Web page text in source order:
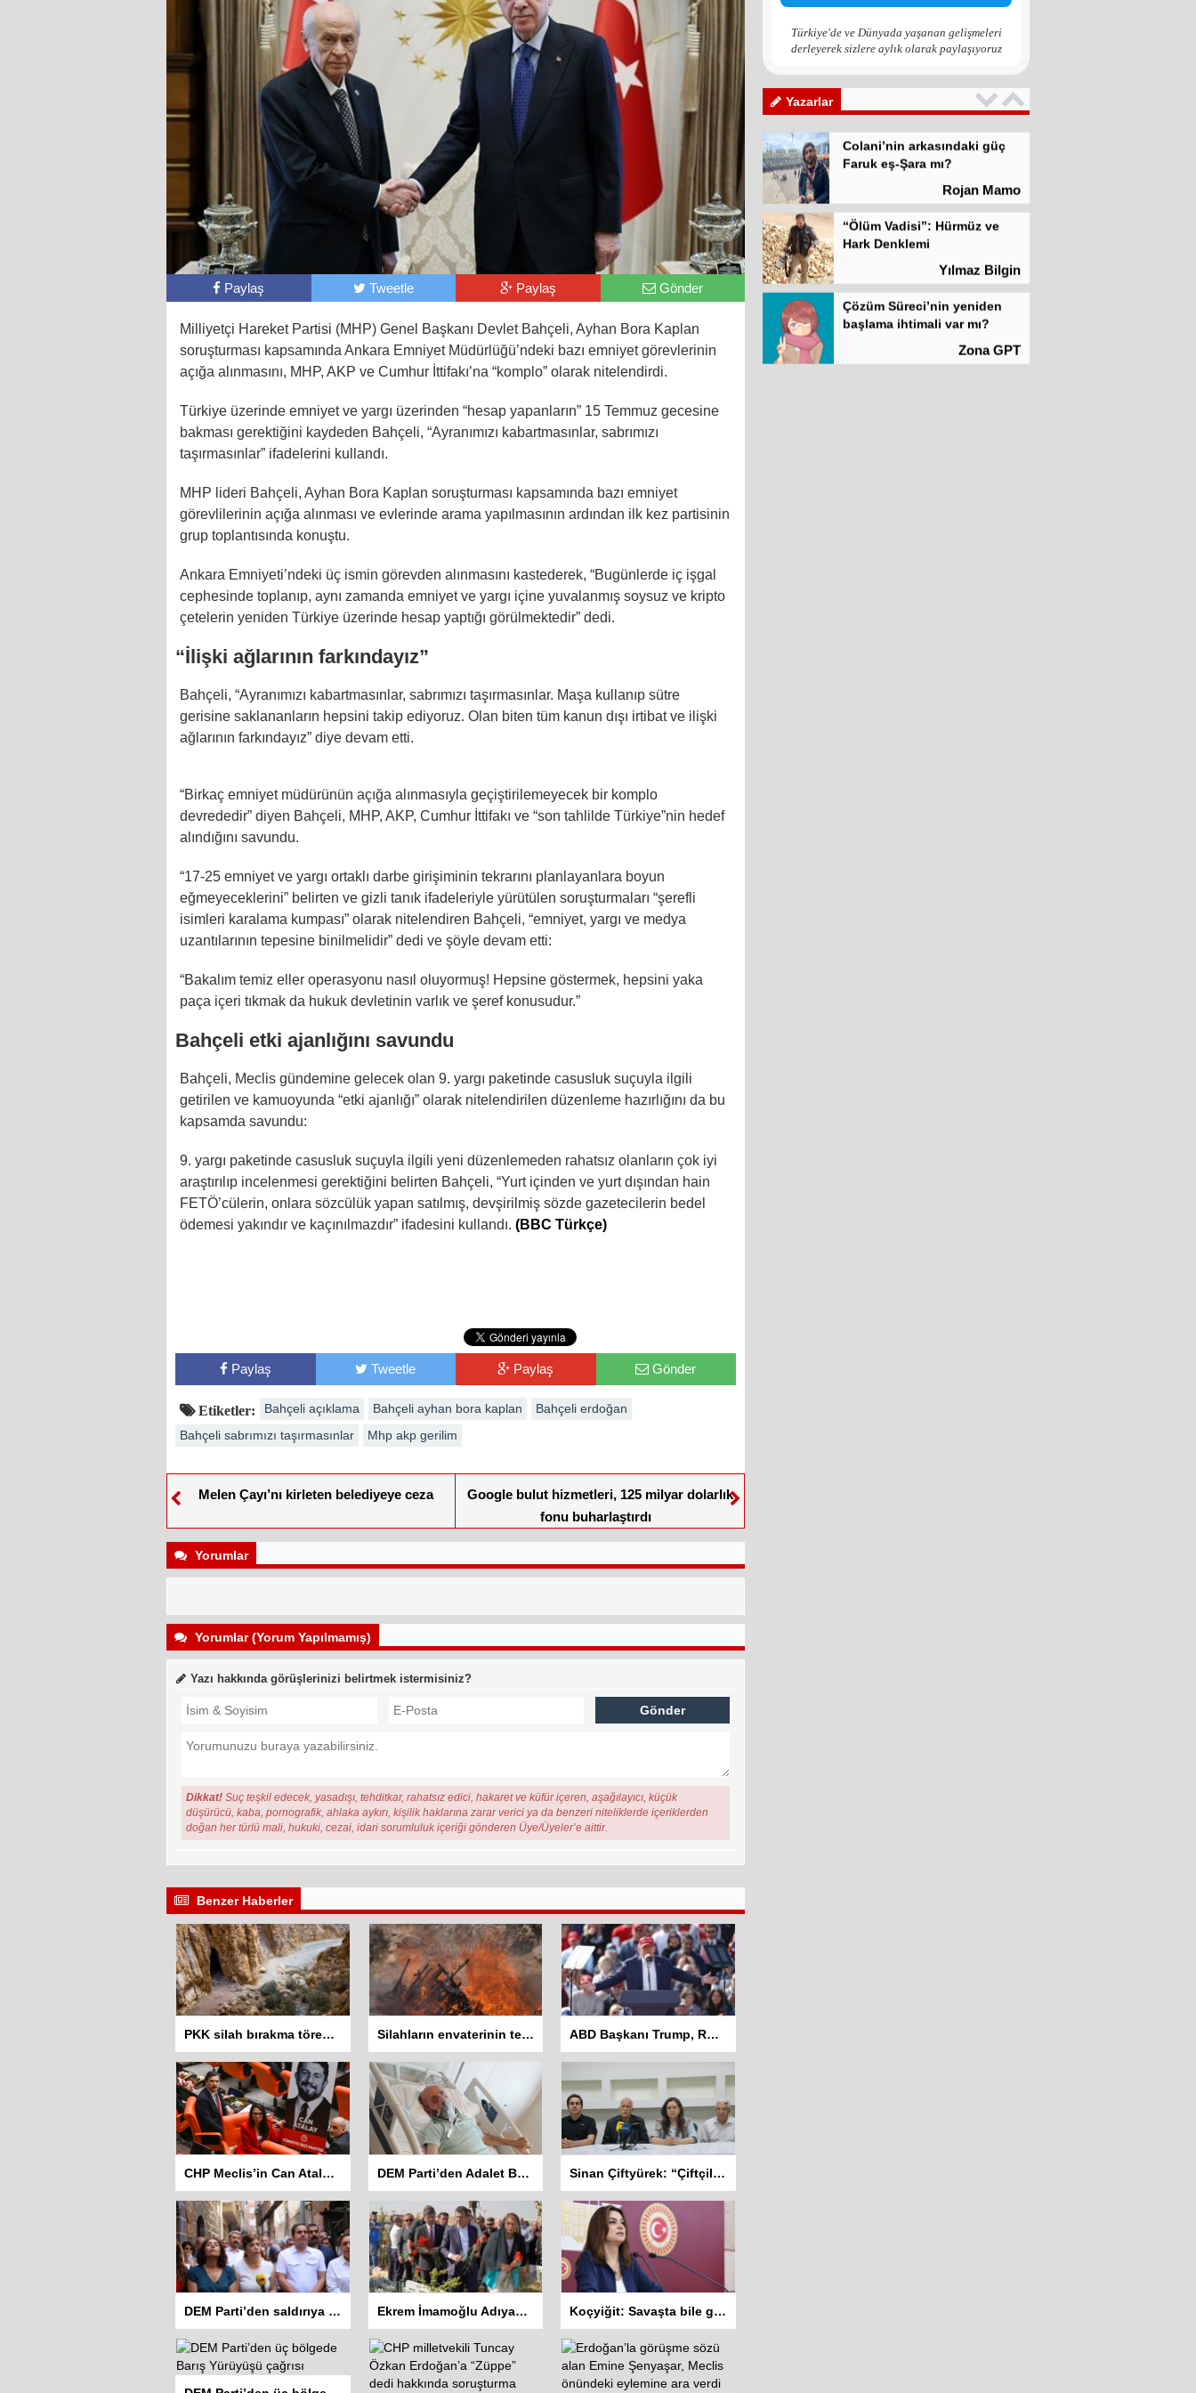
Paylaş Tweetle Paylaş Gönder
Milliyetçi Hareket Partisi (MHP) Genel Başkanı Devlet Bahçeli, Ayhan Bora Kaplan
soruşturması kapsamında Ankara Emniyet Müdürlüğü’ndeki bazı emniyet görevlerinin
açığa alınmasını, MHP, AKP ve Cumhur İttifakı’na “komplo” olarak nitelendirdi.
Türkiye üzerinde emniyet ve yargı üzerinden “hesap yapanların” 15 Temmuz gecesine
bakması gerektiğini kaydeden Bahçeli, “Ayranımızı kabartmasınlar, sabrımızı
taşırmasınlar” ifadelerini kullandı.
MHP lideri Bahçeli, Ayhan Bora Kaplan soruşturması kapsamında bazı emniyet
görevlilerinin açığa alınması ve evlerinde arama yapılmasının ardından ilk kez partisinin
grup toplantısında konuştu.
Ankara Emniyeti’ndeki üç ismin görevden alınmasını kastederek, “Bugünlerde iç işgal
cephesinde toplanıp, aynı zamanda emniyet ve yargı içine yuvalanmış soysuz ve kripto
çetelerin yeniden Türkiye üzerinde hesap yaptığı görülmektedir” dedi.
“İlişki ağlarının farkındayız”
Bahçeli, “Ayranımızı kabartmasınlar, sabrımızı taşırmasınlar. Maşa kullanıp sütre
gerisine saklananların hepsini takip ediyoruz. Olan biten tüm kanun dışı irtibat ve ilişki
ağlarının farkındayız” diye devam etti.
“Birkaç emniyet müdürünün açığa alınmasıyla geçiştirilemeyecek bir komplo
devrededir” diyen Bahçeli, MHP, AKP, Cumhur İttifakı ve “son tahlilde Türkiye”nin hedef
alındığını savundu.
“17-25 emniyet ve yargı ortaklı darbe girişiminin tekrarını planlayanlara boyun
eğmeyeceklerini” belirten ve gizli tanık ifadeleriyle yürütülen soruşturmaları “şerefli
isimleri karalama kumpası” olarak nitelendiren Bahçeli, “emniyet, yargı ve medya
uzantılarının tepesine binilmelidir” dedi ve şöyle devam etti:
“Bakalım temiz eller operasyonu nasıl oluyormuş! Hepsine göstermek, hepsini yaka
paça içeri tıkmak da hukuk devletinin varlık ve şeref konusudur.”
Bahçeli etki ajanlığını savundu
Bahçeli, Meclis gündemine gelecek olan 9. yargı paketinde casusluk suçuyla ilgili
getirilen ve kamuoyunda “etki ajanlığı” olarak nitelendirilen düzenleme hazırlığını da bu
kapsamda savundu:
9. yargı paketinde casusluk suçuyla ilgili yeni düzenlemeden rahatsız olanların çok iyi
araştırılıp incelenmesi gerektiğini belirten Bahçeli, “Yurt içinden ve yurt dışından hain
FETÖ’cülerin, onlara sözcülük yapan satılmış, devşirilmiş sözde gazetecilerin bedel
ödemesi yakındır ve kaçınılmazdır” ifadesini kullandı. (BBC Türkçe)
Paylaş Tweetle Paylaş Gönder
Etiketler: Bahçeli açıklama Bahçeli ayhan bora kaplan
Bahçeli erdoğan
Bahçeli sabrımızı taşırmasınlar
Mhp akp gerilim
Melen Çayı’nı kirleten belediyeye ceza
Google bulut hizmetleri, 125 milyar dolarlık
fonu buharlaştırdı
Yorumlar
Yorumlar (Yorum Yapılmamış)
Yazı hakkında görüşlerinizi belirtmek istermisiniz?
Dikkat! Suç teşkil edecek, yasadışı, tehditkar, rahatsız edici, hakaret ve küfür içeren, aşağılayıcı, küçük
düşürücü, kaba, pornografik, ahlaka aykırı, kişilik haklarına zarar verici ya da benzeri niteliklerde içeriklerden
doğan her türlü mali, hukuki, cezai, idari sorumluluk içeriği gönderen Üye/Üyeler’e aittir.
Benzer Haberler
PKK silah bırakma törenini neden Casene Mağarası’nda yaptı? Silahların envaterinin teslim edildiği sivil toplum örgütleri rapor hazırlayacak ABD Başkanı Trump, Rosie O’Donnell’i vatandaşlıktan çıkarmakla tehdit etti
CHP Meclis’in Can Atalay için 10 Eylül’de yeniden toplanmasını istedi DEM Parti’den Adalet Bakanlığına Başvuru: “Abdulkadir Kuday tahliye edilsin” Sinan Çiftyürek: “Çiftçiler Hükümet İstifa Sloganları ile Sokakta”
DEM Parti’den saldırıya uğrayan Hewş Kafe’ye ziyaret Ekrem İmamoğlu Adıyaman’da: İlk ziyareti Deprem Şehitliğine Koçyiğit: Savaşta bile gazetecilere dokunulmaz
Türkiye'de ve Dünyada yaşanan gelişmeleri
derleyerek sizlere aylık olarak paylaşıyoruz
Yazarlar
Kadına şiddet “Devlet” eliyle
meşrulaştırılıyor
Atilla Yüceak
Faruk eş-Şara mı?
“Ölüm Vadisi”: Hürmüz ve
Hark Denklemi
Yılmaz Bilgin
başlama ihtimali var mı?
Zona GPT